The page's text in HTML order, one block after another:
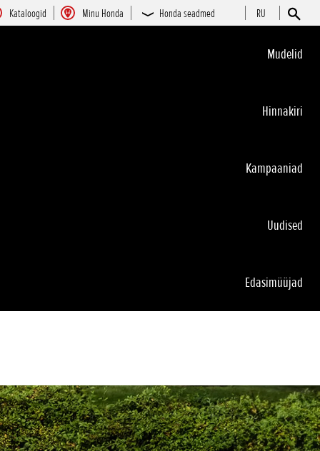
Kataloogid Minu Honda Honda seadmed RU
Mudelid
Hinnakiri
Kampaaniad
Uudised
Edasimüüjad